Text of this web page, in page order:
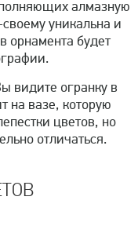
алмазную
уникальна и
орнамента будет
видите огранку в
на вазе, которую
цветов, но
отличаться.